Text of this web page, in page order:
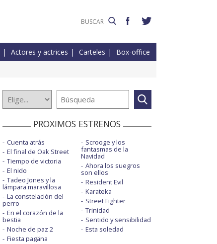
Actores y actrices Carteles Box-office
PROXIMOS ESTRENOS
Cuenta atrás
El final de Oak Street
Tiempo de victoria
El nido
Tadeo Jones y la
lámpara maravillosa
La constelación del
perro
En el corazón de la
bestia
Noche de paz 2
Fiesta pagäna
Scrooge y los
fantasmas de la
Navidad
Ahora los suegros
son ellos
Resident Evil
Karateka
Street Fighter
Trinidad
Sentido y sensibilidad
Esta soledad